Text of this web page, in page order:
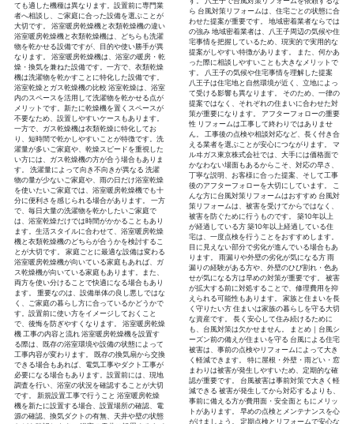
ても適した機種は異なります。設置前に専門業
者へ相談し、ご家庭に合った設備を選ぶことが
大切です。 浴室暖房乾燥機と衣類乾燥機の違い
浴室暖房乾燥機と衣類乾燥機は、どちらも洗濯
物を乾かせる設備ですが、目的や使い勝手が異
なります。 浴室暖房乾燥機は、浴室の暖房・乾
燥・換気を兼ねた設備です。一方で、衣類乾燥
機は洗濯物を乾かすことに特化した設備です。
浴室乾燥とガス乾燥機の比較 浴室乾燥は、浴室
内のスペースを活用して洗濯物を乾かせる点が
メリットです。新たに乾燥機を置くスペースが
不要なため、設置しやすいケースもあります。
一方で、ガス乾燥機は衣類乾燥に特化してお
り、短時間で乾かしやすいことが特徴です。洗
濯量が多いご家庭や、乾燥スピードを重視した
い方には、ガス乾燥機の方が合う場合もありま
す。 洗濯量によって向き不向きが異なる 洗濯
物の量が少ないご家庭や、雨の日だけ浴室乾燥
を使いたいご家庭では、浴室暖房乾燥機でも十
分に便利さを感じられる場合があります。 一方
で、毎日大量の洗濯物を乾かしたいご家庭で
は、浴室乾燥だけでは時間がかかることもあり
ます。生活スタイルに合わせて、浴室暖房乾燥
機と衣類乾燥機のどちらが合うかを検討するこ
とが大切です。 家庭ごとに最適な設備は変わる
浴室暖房乾燥機が向いている家庭もあれば、ガ
ス乾燥機が向いている家庭もあります。また、
両方を使い分けることで快適になる場合もあり
ます。 重要なのは、設備単体の良し悪しではな
く、ご家庭の暮らし方に合っているかどうかで
す。設置前に使い方をイメージしておくこと
で、後悔を防ぎやすくなります。 浴室暖房乾燥
機 工事の内容と流れ 浴室暖房乾燥機を設置す
る際は、既存の浴室環境や設備の状態によって
工事内容が変わります。 既存の換気扇から交換
できる場合もあれば、電気工事やダクト工事が
必要になる場合もあります。設置前には、現地
調査を行い、浴室の状況を確認することが大切
です。 新規設置工事で行うこと 浴室暖房乾燥
機を新たに設置する場合、設置場所の確認、電
源の確認、換気ダクトの有無、天井や壁の状態
ら 台風対策リフォームは、住宅ごとの状態に合
わせた提案が重要です。 地域密着業者ならでは
の強み 地域密着業者は、八王子周辺の気候や住
宅事情を把握しているため、現実的で実用的な
提案がしやすい特徴があります。 また、何かあ
った際に相談しやすいことも大きなメリットで
す。 八王子の気候や住宅事情を理解した提案
八王子は住宅地と自然環境が近く、立地によっ
て受ける影響も異なります。 そのため、一律の
提案ではなく、それぞれの住まいに合わせた対
策が重要になります。 アフターフォローの重要
性 リフォームは工事して終わりではありませ
ん。 工事後の点検や相談対応など、長く付き合
える業者を選ぶことが安心につながります。 マ
ルヰガス東京株式会社では、大手には価格面で
かなわない場面もあるからこそ、対応の早さ、
丁寧な説明、お客様に合った提案、そして工事
後のアフターフォローを大切にしています。 こ
んな方に台風対策リフォームはおすすめ 台風対
策リフォームは、被害を受けてからではなく、
被害を防ぐために行うものです。 築10年以上
が経過している方 築10年以上経過している住
宅は、一度点検を行うことをおすすめします。
目に見えない部分で劣化が進んでいる場合もあ
ります。 雨漏りや外壁の劣化が気になる方 雨
漏りの経験がある方や、外壁のひび割れ・色あ
せが気になる方は早めの対策が重要です。 被害
が拡大する前に対処することで、修理費用を抑
えられる可能性もあります。 家族と住まいを長
く守りたい方 住まいは家族の暮らしを守る大切
な資産です。 長く安心して住み続けるために
も、台風対策は欠かせません。 まとめ｜台風シ
ーズン前の備えが住まいを守る 台風による住宅
被害は、事前の点検やリフォームによって大き
く軽減できます。 特に屋根・外壁・雨どい・窓
まわりは被害が発生しやすいため、定期的な確
認が重要です。 台風被害は事前対策で大きく軽
減できる 被害が発生してから対応するよりも、
事前に備える方が費用面・安全面ともにメリッ
トがあります。 早めの点検とメンテナンスを心
がけましょう。 定期点検とリフォームで安心な